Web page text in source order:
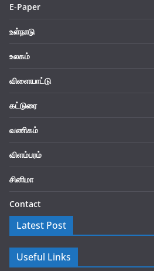
E-Paper
உள்நாடு
உலகம்
விளையாட்டு
கட்டுரை
வணிகம்
விளம்பரம்
சினிமா
Contact
Latest Post
Useful Links